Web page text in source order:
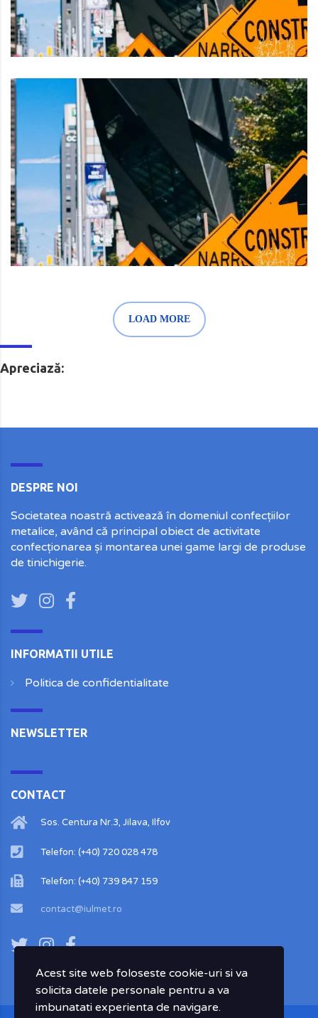
LOAD MORE
Apreciază:
DESPRE NOI
Societatea noastră activează în domeniul confecțiilor
metalice, având că principal obiect de activitate
confecționarea și montarea unei game largi de produse
de tinichigerie.
INFORMATII UTILE
Politica de confidentialitate
NEWSLETTER
CONTACT
Sos. Centura Nr.3, Jilava, Ilfov
Telefon: (+40) 720 028 478
Telefon: (+40) 739 847 159
contact@iulmet.ro
Acest site web foloseste cookie-uri si va
solicita datele personale pentru a va
imbunatati experienta de navigare.